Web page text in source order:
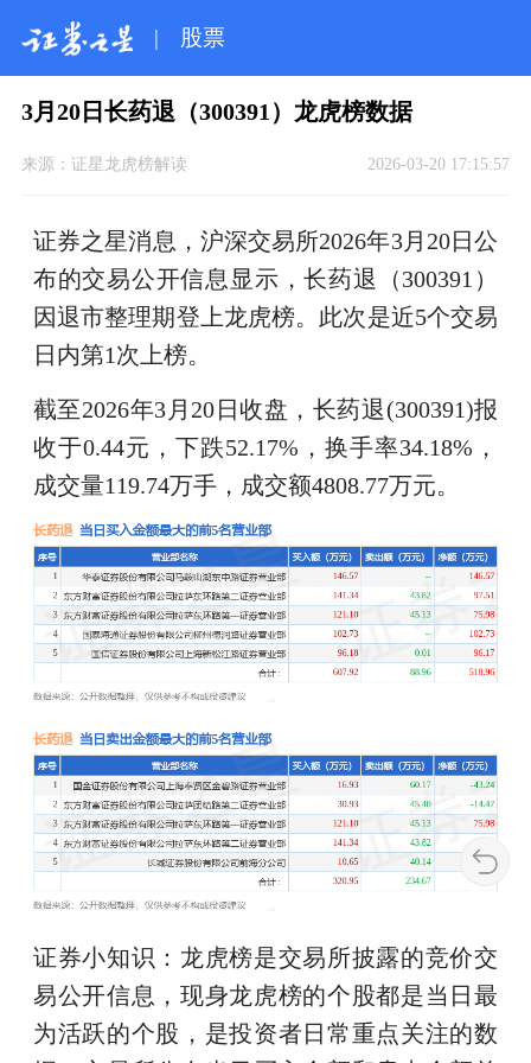
| 股票
3月20日长药退（300391）龙虎榜数据
来源： 证星龙虎榜解读 2026-03-20 17:15:57
证券之星消息，沪深交易所2026年3月20日公
布的交易公开信息显示，长药退（300391）
因退市整理期登上龙虎榜。此次是近5个交易
日内第1次上榜。
截至2026年3月20日收盘，长药退(300391)报
收于0.44元，下跌52.17%，换手率34.18%，
成交量119.74万手，成交额4808.77万元。
证券小知识：龙虎榜是交易所披露的竞价交
易公开信息，现身龙虎榜的个股都是当日最
为活跃的个股，是投资者日常重点关注的数